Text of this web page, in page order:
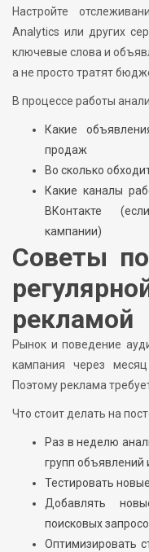
Настройте
Analytics или других
ключевые слова и
а не просто тратят
В процессе работы
Какие
продаж
Во сколько
Какие каналы
ВКонтакте
кампании)
Советы
рекламой
Рынок и поведение
кампания через
Поэтому реклама
Что стоит делать на
Раз в неделю
групп объявлений
Тестировать
Добавлять
поисковых
Оптимизировать